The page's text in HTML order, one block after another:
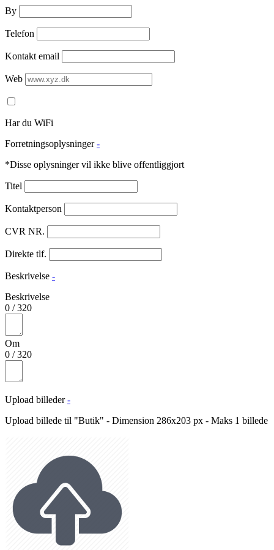
By
Telefon
Kontakt email
Web
Har du WiFi
Forretningsoplysninger -
*Disse oplysninger vil ikke blive offentliggjort
Titel
Kontaktperson
CVR NR.
Direkte tlf.
Beskrivelse -
Beskrivelse
0 /320
Om
0 /320
Upload billeder -
Upload billede til "Butik" - Dimension 286x203 px - Maks 1 billede